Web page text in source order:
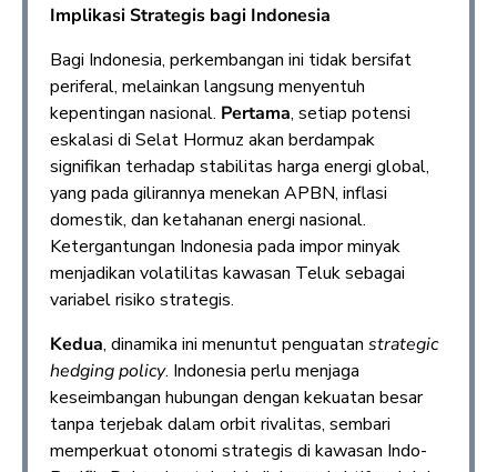
Implikasi Strategis bagi Indonesia
Bagi Indonesia, perkembangan ini tidak bersifat
periferal, melainkan langsung menyentuh
kepentingan nasional. Pertama, setiap potensi
eskalasi di Selat Hormuz akan berdampak
signifikan terhadap stabilitas harga energi global,
yang pada gilirannya menekan APBN, inflasi
domestik, dan ketahanan energi nasional.
Ketergantungan Indonesia pada impor minyak
menjadikan volatilitas kawasan Teluk sebagai
variabel risiko strategis.
Kedua, dinamika ini menuntut penguatan strategic
hedging policy. Indonesia perlu menjaga
keseimbangan hubungan dengan kekuatan besar
tanpa terjebak dalam orbit rivalitas, sembari
memperkuat otonomi strategis di kawasan Indo-